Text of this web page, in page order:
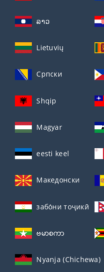
ລາວ
Lietuvių
Српски
Shqip
Magyar
eesti keel
Македонски
забо́ни тоҷикӣ́
ဗမာစကာ
Nyanja (Chichewa)